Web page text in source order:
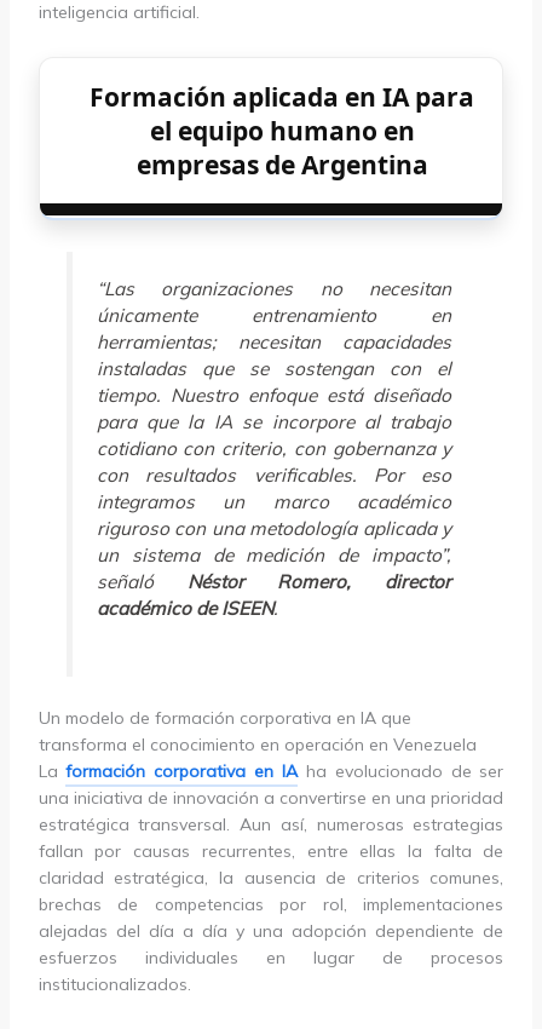
inteligencia artificial.
Formación aplicada en IA para
el equipo humano en
empresas de Argentina
“Las organizaciones no necesitan
únicamente entrenamiento en
herramientas; necesitan capacidades
instaladas que se sostengan con el
tiempo. Nuestro enfoque está diseñado
para que la IA se incorpore al trabajo
cotidiano con criterio, con gobernanza y
con resultados verificables. Por eso
integramos un marco académico
riguroso con una metodología aplicada y
un sistema de medición de impacto”,
señaló Néstor Romero, director
académico de ISEEN.
Un modelo de formación corporativa en IA que
transforma el conocimiento en operación en Venezuela
Laformación corporativa en IAha evolucionado de ser
una iniciativa de innovación a convertirse en una prioridad
estratégica transversal. Aun así, numerosas estrategias
fallan por causas recurrentes, entre ellas la falta de
claridad estratégica, la ausencia de criterios comunes,
brechas de competencias por rol, implementaciones
alejadas del día a día y una adopción dependiente de
esfuerzos individuales en lugar de procesos
institucionalizados.